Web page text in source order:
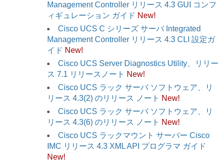
Management Controller リリース 4.3 GUI コンフ
ィギュレーション ガイド New!
Cisco UCS C シリーズ サーバ Integrated
Management Controller リリース 4.3 CLI 設定ガ
イド New!
Cisco UCS Server Diagnostics Utility、リリー
ス 7.1 リリースノート New!
Cisco UCS ラック サーバ ソフトウェア、リ
リース 4.3(2) のリリース ノート New!
Cisco UCS ラック サーバ ソフトウェア、リ
リース 4.3(6) のリリース ノート New!
Cisco UCS ラックマウント サーバー Cisco
IMC リリース 4.3 XML API プログラマ ガイド
New!